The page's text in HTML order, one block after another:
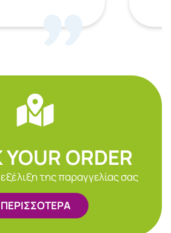
ORDER
της παραγγελίας σας
ΠΕΡΙΣΣΟΤΕΡΑ